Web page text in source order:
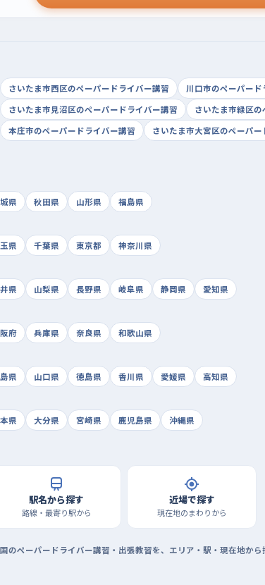
さいたま市西区のペーパードライバー講習 川口市のペーパード
さいたま市見沼区のペーパードライバー講習 さいたま市緑区
本庄市のペーパードライバー講習 さいたま市大宮区のペーパー
県 秋田県 山形県 福島県
県 千葉県 東京都 神奈川県
県 山梨県 長野県 岐阜県 静岡県 愛知県
府 兵庫県 奈良県 和歌山県
県 山口県 徳島県 香川県 愛媛県 高知県
県 大分県 宮崎県 鹿児島県 沖縄県
駅名から探す
路線・最寄り駅から
近場で探す
現在地のまわりから
のペーパードライバー講習・出張教習を、エリア・駅・現在地か